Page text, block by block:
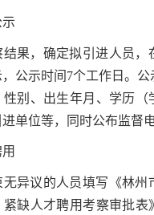
示
结果，确定拟引进人员，
公示时间7个工作日。
别、出生年月、学历（
单位等，同时公布监督电
无异议的人员填写《林州
缺人才聘用考察审批表